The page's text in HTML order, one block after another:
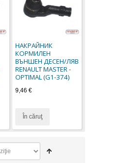
НАКРАЙНИК
КОРМИЛЕН
ВЪНШЕН ДЕСЕН/ЛЯВ
RENAULT MASTER -
OPTIMAL (G1-374)
9,46 €
În căruţ